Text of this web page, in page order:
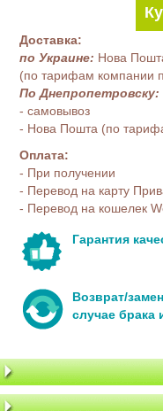
Доставка:
по Украине: Нова
(по тарифам компании
По Днепропетровску:
- самовывоз
- Нова Пошта (по
Оплата:
- При получении
- Перевод на карту
- Перевод на кошелек
Гарантия
Возврат/
случае